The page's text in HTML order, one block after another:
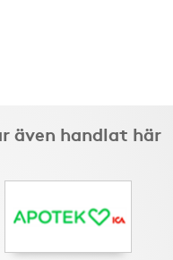
även handlat här